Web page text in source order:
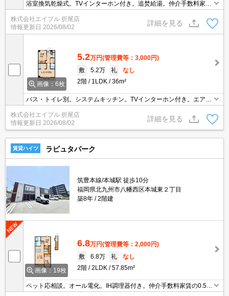
浴室換気乾燥式。TVインターホン付き。追焚給湯。仲介手数料家賃
可。温水洗浄便座付き。室内に洗濯機置場あり。シャワー付独立洗
面台。
株式会社エイブル 折尾店
情報更新日 2026/08/02
詳細を見る
画像：6枚
5.2万円(管理費等：3,000円)
敷
5.2万 礼
なし
2階
1LDK 36m²
バス・トイレ別。システムキッチン。TVインターホン付き。エアコ
株式会社エイブル 折尾店
情報更新日 2026/08/02
詳細を見る
賃貸ハイツ ラピュタパーク
筑豊本線/本城駅 徒歩10分
福岡県北九州市八幡西区本城東２丁目
築8年
2階建
画像：19枚
6.8万円(管理費等：2,000円)
敷
6.8万 礼
なし
2階
2LDK 57.85m²
ペット応相談。オール電化。IH調理器付き。仲介手数料家賃の0.55